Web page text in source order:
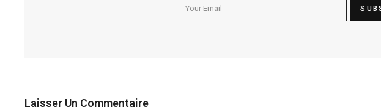
Laisser Un Commentaire